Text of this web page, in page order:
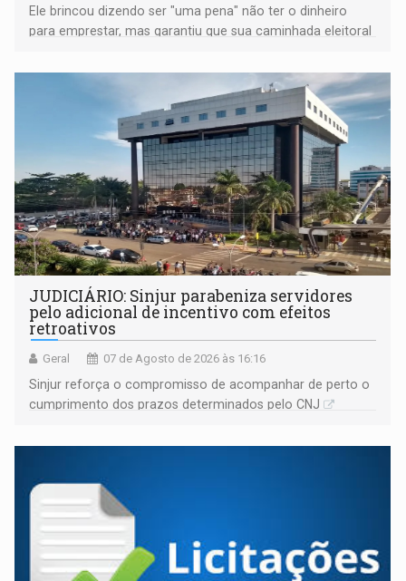
Ele brincou dizendo ser "uma pena" não ter o dinheiro
para emprestar, mas garantiu que sua caminhada eleitoral
JUDICIÁRIO: Sinjur parabeniza servidores
pelo adicional de incentivo com efeitos
retroativos
Geral 07 de Agosto de 2026 às 16:16
Sinjur reforça o compromisso de acompanhar de perto o
cumprimento dos prazos determinados pelo CNJ